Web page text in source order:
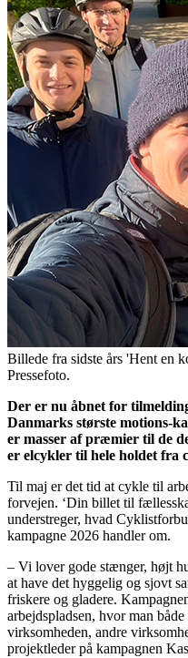
Billede fra sidste års 'Hent en
Pressefoto.
Der er nu åbnet for
Danmarks største motions-
er masser af præmier til de
er elcykler til hele holdet fra
Til maj er det tid at cykle til
forvejen. ‘Din billet til
understreger, hvad
kampagne 2026 handler om.
– Vi lover gode stænger, højt
at have det hyggelig og sjovt
friskere og gladere.
arbejdspladsen, hvor man
virksomheden, andre
projektleder på kampagnen